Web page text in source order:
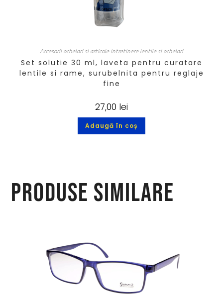
Accesorii ochelari si articole intretinere lentile si ochelari
Set solutie 30 ml, laveta pentru curatare
lentile si rame, surubelnita pentru reglaje
fine
27,00 lei
Adaugă în coș
Produse similare